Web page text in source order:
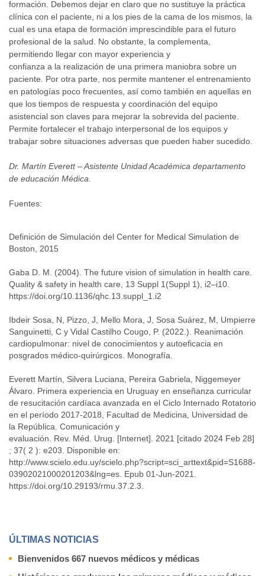
formación. Debemos dejar en claro que no sustituye la práctica
clínica con el paciente, ni a los pies de la cama de los mismos, la
cual es una etapa de formación imprescindible para el futuro
profesional de la salud. No obstante, la complementa,
permitiendo llegar con mayor experiencia y
confianza a la realización de una primera maniobra sobre un
paciente. Por otra parte, nos permite mantener el entrenamiento
en patologías poco frecuentes, así como también en aquellas en
que los tiempos de respuesta y coordinación del equipo
asistencial son claves para mejorar la sobrevida del paciente.
Permite fortalecer el trabajo interpersonal de los equipos y
trabajar sobre situaciones adversas que pueden haber sucedido.
Dr. Martín Everett – Asistente Unidad Académica departamento
de educación Médica.
Fuentes:
Definición de Simulación del Center for Medical Simulation de
Boston, 2015
Gaba D. M. (2004). The future vision of simulation in health care.
Quality & safety in health care, 13 Suppl 1(Suppl 1), i2–i10.
https://doi.org/10.1136/qhc.13.suppl_1.i2
Ibdeir Sosa, N, Pizzo, J, Mello Mora, J, Sosa Suárez, M, Umpierre
Sanguinetti, C y Vidal Castilho Cougo, P. (2022.). Reanimación
cardiopulmonar: nivel de conocimientos y autoeficacia en
posgrados médico-quirúrgicos. Monografía.
Everett Martín, Silvera Luciana, Pereira Gabriela, Niggemeyer
Álvaro. Primera experiencia en Uruguay en enseñanza curricular
de resucitación cardíaca avanzada en el Ciclo Internado Rotatorio
en el período 2017-2018, Facultad de Medicina, Universidad de
la República. Comunicación y
evaluación. Rev. Méd. Urug. [Internet]. 2021 [citado 2024 Feb 28]
; 37( 2 ): e203. Disponible en:
http://www.scielo.edu.uy/scielo.php?script=sci_arttext&pid=S1688-
03902021000201203&lng=es. Epub 01-Jun-2021.
https://doi.org/10.29193/rmu.37.2.3.
ÚLTIMAS NOTICIAS
Bienvenidos 667 nuevos médicos y médicas